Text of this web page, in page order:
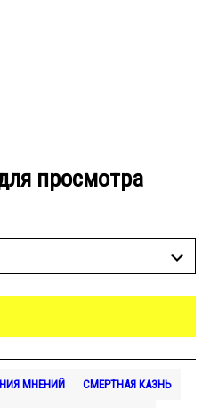
просмотра
МНЕНИЙ СМЕРТНАЯ КАЗНЬ